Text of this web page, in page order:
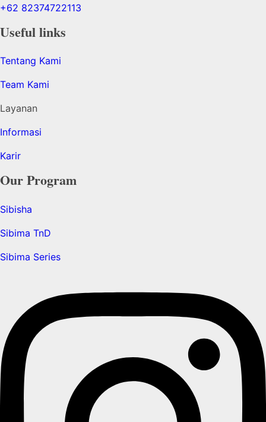
+62 82374722113
Useful links
Tentang Kami
Team Kami
Layanan
Informasi
Karir
Our Program
Sibisha
Sibima TnD
Sibima Series